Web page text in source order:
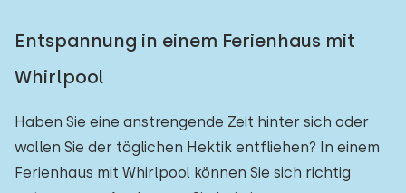
Entspannung in einem Ferienhaus mit
Whirlpool
Haben Sie eine anstrengende Zeit hinter sich oder
wollen Sie der täglichen Hektik entfliehen? In einem
Ferienhaus mit Whirlpool können Sie sich richtig